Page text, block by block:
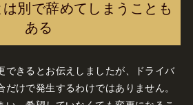
別で辞めてしまうことも
ある
できるとお伝えしましたが、ドライバ
だけで発生するわけではありません。